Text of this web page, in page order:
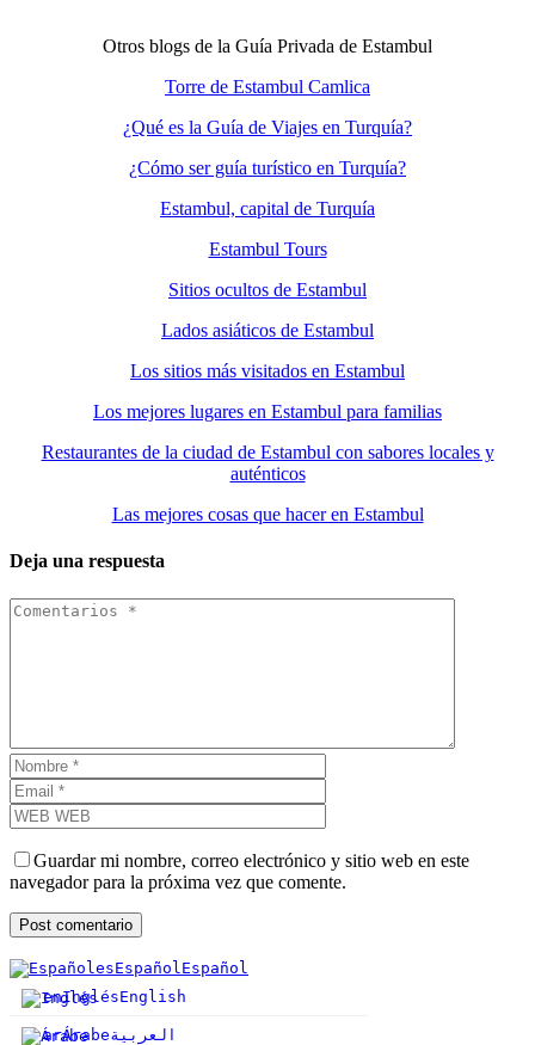
Otros blogs de la Guía Privada de Estambul
Torre de Estambul Camlica
¿Qué es la Guía de Viajes en Turquía?
¿Cómo ser guía turístico en Turquía?
Estambul, capital de Turquía
Estambul Tours
Sitios ocultos de Estambul
Lados asiáticos de Estambul
Los sitios más visitados en Estambul
Los mejores lugares en Estambul para familias
Restaurantes de la ciudad de Estambul con sabores locales y
auténticos
Las mejores cosas que hacer en Estambul
Deja una respuesta
Guardar mi nombre, correo electrónico y sitio web en este
navegador para la próxima vez que comente.
esEspañol Español
enInglésEnglish
arÁrabeالعربية